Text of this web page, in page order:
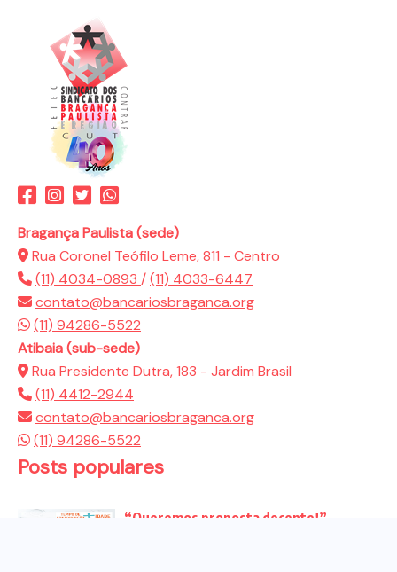
Bragança Paulista (sede)
Rua Coronel Teófilo Leme, 811 - Centro
(11) 4034-0893 /(11) 4033-6447
contato@bancariosbraganca.org
(11) 94286-5522
Atibaia (sub-sede)
Rua Presidente Dutra, 183 - Jardim Brasil
(11) 4412-2944
contato@bancariosbraganca.org
(11) 94286-5522
Posts populares
“Queremos proposta decente!”